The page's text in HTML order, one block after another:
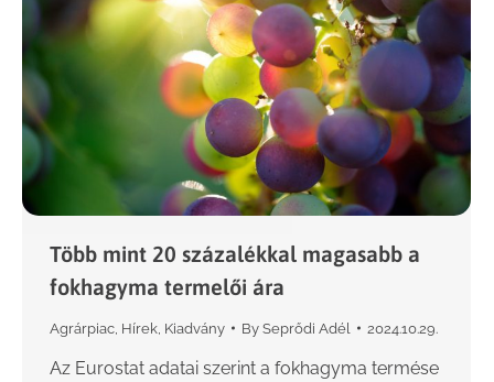
Több mint 20 százalékkal magasabb a
fokhagyma termelői ára
Agrárpiac Hírek Kiadvány By Seprődi Adél 2024.10.29.
Az Eurostat adatai szerint a fokhagyma termése